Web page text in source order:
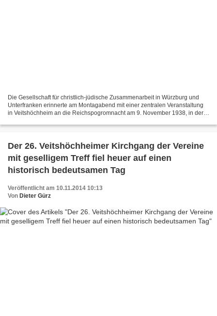
Die Gesellschaft für christlich-jüdische Zusammenarbeit in Würzburg und
Unterfranken erinnerte am Montagabend mit einer zentralen Veranstaltung
in Veitshöchheim an die Reichspogromnacht am 9. November 1938, in der
Der 26. Veitshöchheimer Kirchgang der Vereine
mit geselligem Treff fiel heuer auf einen
historisch bedeutsamen Tag
Veröffentlicht am 10.11.2014 10:13
Von Dieter Gürz